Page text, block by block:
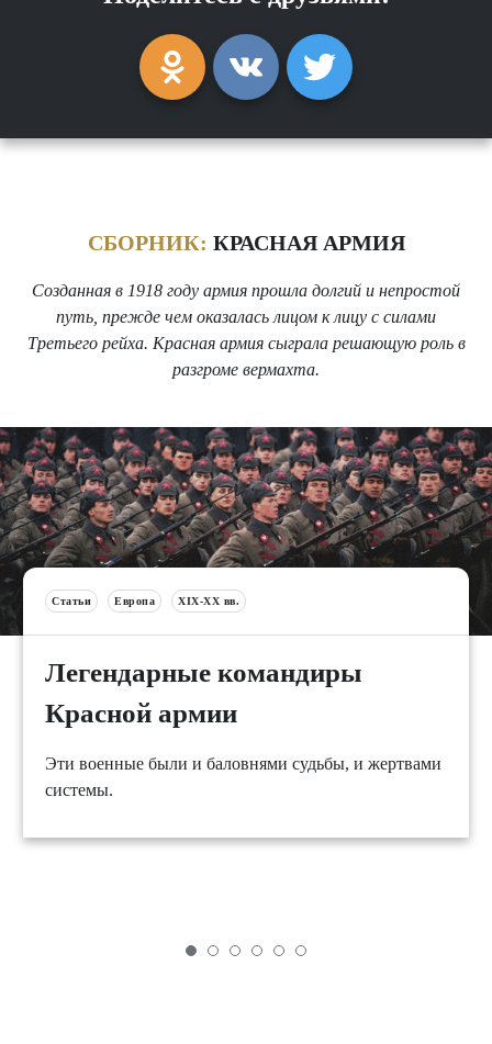
СБОРНИК: КРАСНАЯ АРМИЯ
Созданная в 1918 году армия прошла долгий и непростой
путь, прежде чем оказалась лицом к лицу с силами
Третьего рейха. Красная армия сыграла решающую роль в
разгроме вермахта.
Статьи Европа XIX-XX вв.
Легендарные командиры
Красной армии
Эти военные были и баловнями судьбы, и жертвами
системы.